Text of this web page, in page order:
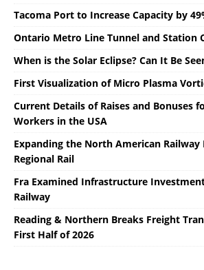
Tacoma Port to Increase Capacity by
Ontario Metro Line Tunnel and Station
When is the Solar Eclipse? Can It Be
First Visualization of Micro Plasma
Current Details of Raises and Bonuses
Workers in the USA
Expanding the North American
Regional Rail
Fra Examined Infrastructure
Railway
Reading & Northern Breaks Freight
First Half of 2026